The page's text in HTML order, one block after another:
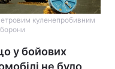
куленепробивним
у бойових
не було